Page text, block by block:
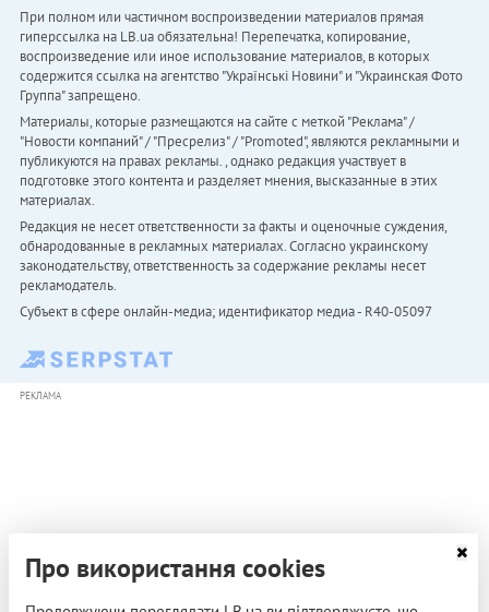
При полном или частичном воспроизведении материалов прямая
гиперссылка на LB.ua обязательна! Перепечатка, копирование,
воспроизведение или иное использование материалов, в которых
содержится ссылка на агентство "Українськi Новини" и "Украинская Фото
Группа" запрещено.
Материалы, которые размещаются на сайте с меткой "Реклама" /
"Новости компаний" / "Пресрелиз" / "Promoted", являются рекламными и
публикуются на правах рекламы. , однако редакция участвует в
подготовке этого контента и разделяет мнения, высказанные в этих
материалах.
Редакция не несет ответственности за факты и оценочные суждения,
обнародованные в рекламных материалах. Согласно украинскому
законодательству, ответственность за содержание рекламы несет
рекламодатель.
Субъект в сфере онлайн-медиа; идентификатор медиа - R40-05097
РЕКЛАМА
Про використання cookies